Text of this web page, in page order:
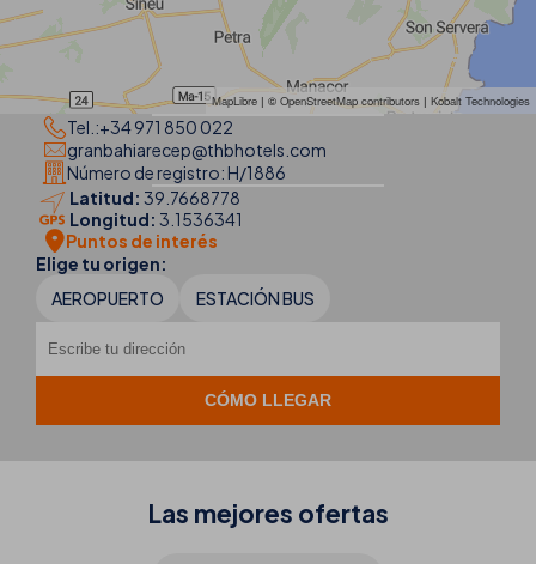
MapLibre | © OpenStreetMap contributors | Kobalt Technologies
Tel.:+34 971 850 022
granbahiarecep@thbhotels.com
Número de registro: H/1886
Latitud: 39.7668778
Longitud: 3.1536341
Puntos de interés
Elige tu origen:
AEROPUERTO
ESTACIÓN BUS
Las mejores ofertas